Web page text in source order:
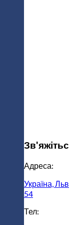
Адреса:
Україна,
54
Тел: